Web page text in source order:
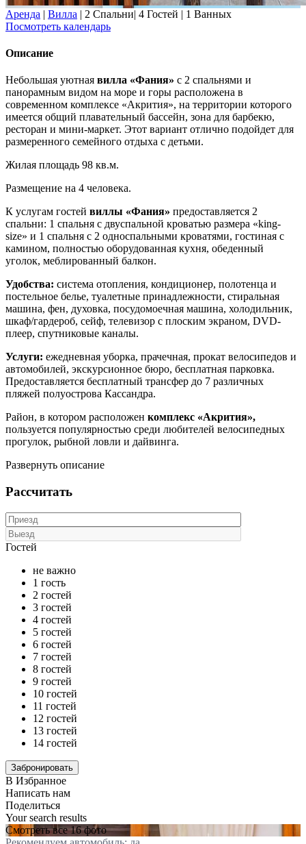
Аренда | Вилла | 2 Спальни| 4 Гостей | 1 Ванных
Посмотреть календарь
Описание
Небольшая уютная вилла «Фания» с 2 спальнями и
панорамным видом на море и горы расположена в
современном комплексе «Акрития», на территории которого
имеется общий плавательный бассейн, зона для барбекю,
ресторан и мини-маркет. Этот вариант отлично подойдет для
размеренного семейного отдыха с детьми.
Жилая площадь 98 кв.м.
Размещение на 4 человека.
К услугам гостей виллы «Фания» предоставляется 2
спальни: 1 спальня с двуспальной кроватью размера «king-
size» и 1 спальня с 2 односпальными кроватями, гостиная с
камином, полностью оборудованная кухня, обеденный
уголок, меблированный балкон.
Удобства: система отопления, кондиционер, полотенца и
постельное белье, туалетные принадлежности, стиральная
машина, фен, духовка, посудомоечная машина, холодильник,
шкаф/гардероб, сейф, телевизор с плоским экраном, DVD-
плеер, спутниковые каналы.
Услуги: ежедневная уборка, прачечная, прокат велосипедов и
автомобилей, экскурсионное бюро, бесплатная парковка.
Предоставляется бесплатный трансфер до 7 различных
пляжей полуострова Кассандра.
Район, в котором расположен комплекс «Акрития»,
пользуется популярностью среди любителей велосипедных
прогулок, рыбной ловли и дайвинга.
Развернуть описание
Рассчитать
Гостей
не важно
1 гость
2 гостей
3 гостей
4 гостей
5 гостей
6 гостей
7 гостей
8 гостей
9 гостей
10 гостей
11 гостей
12 гостей
13 гостей
14 гостей
В Избранное
Написать нам
Поделиться
Your search results
Смотреть все 16 фото